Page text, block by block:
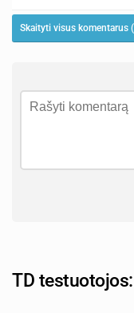
Skaityti visus komentarus
TD